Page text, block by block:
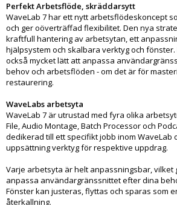
Perfekt Arbetsflöde, skräddarsytt
WaveLab 7 har ett nytt arbetsflödeskoncept
och ger oöverträffad flexibilitet. Den nya
kraftfull hantering av arbetsytan, ett
hjälpsystem och skalbara verktyg och
också mycket lätt att anpassa
behov och arbetsflöden - om det är för
restaurering.
WaveLabs arbetsyta
WaveLab 7 är utrustad med fyra olika
File, Audio Montage, Batch Processor och
dedikerad till ett specifikt jobb inom WaveLab
uppsättning verktyg för respektive uppdrag.
Varje arbetsyta är helt anpassningsbar, vilket
anpassa användargränssnittet efter dina
Fönster kan justeras, flyttas och sparas som
återkallning.